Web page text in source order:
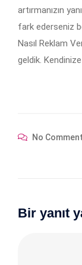
artırmanızın
fark ederseniz
Nasıl Reklam
geldik.
No
Bir yanıt